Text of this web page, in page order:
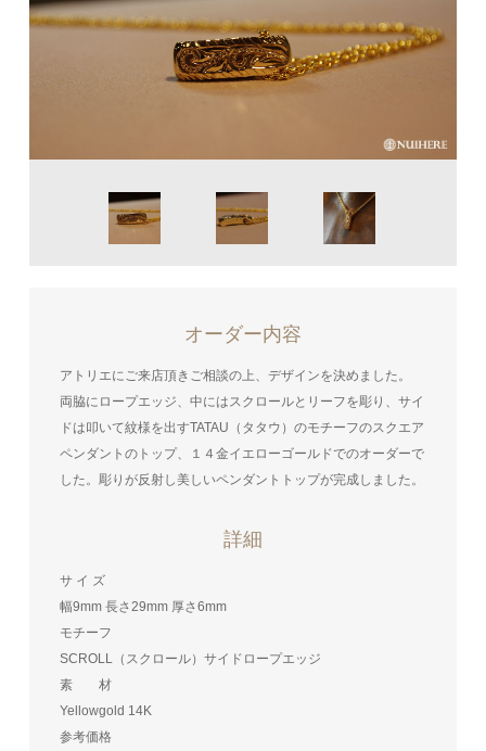
オーダー内容
アトリエにご来店頂きご相談の上、デザインを決めました。
両脇にロープエッジ、中にはスクロールとリーフを彫り、サイ
ドは叩いて紋様を出すTATAU（タタウ）のモチーフのスクエア
ペンダントのトップ、１４金イエローゴールドでのオーダーで
した。彫りが反射し美しいペンダントトップが完成しました。
詳細
サ イ ズ
幅9mm 長さ29mm 厚さ6mm
モチーフ
SCROLL（スクロール）サイドロープエッジ
素 材
Yellowgold 14K
参考価格